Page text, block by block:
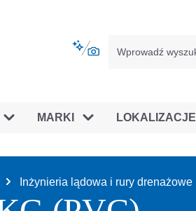
MARKI LOKALIZACJE
Inżynieria lądowa i rury drenażowe